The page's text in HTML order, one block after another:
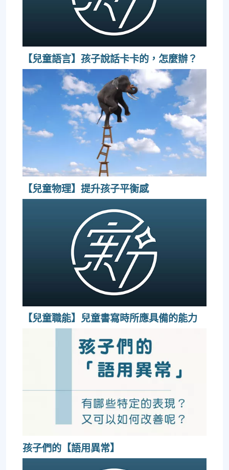
【兒童語言】孩子說話卡卡的，怎麼辦？
【兒童物理】提升孩子平衡感
【兒童職能】兒童書寫時所應具備的能力
孩子們的【語用異常】